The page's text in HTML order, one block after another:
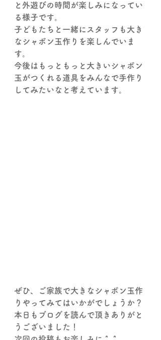
と外遊びの時間が楽しみになってい
る様子です。
子どもたちと一緒にスタッフも大き
なシャボン玉作りを楽しんでいま
す。
今後はもっともっと大きいシャボン
玉がつくれる道具をみんなで手作り
してみたいなと考えています。
ぜひ、ご家族で大きなシャボン玉作
りやってみてはいかがでしょうか？
本日もブログを読んで頂きありがと
うございました！